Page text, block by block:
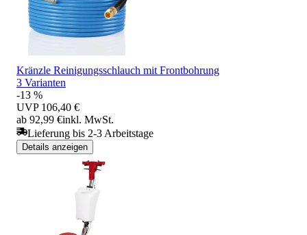
Kränzle Reinigungsschlauch mit Frontbohrung
3 Varianten
-13 %
UVP 106,40 €
ab 92,99 €inkl. MwSt.
Lieferung bis 2-3 Arbeitstage
Details anzeigen